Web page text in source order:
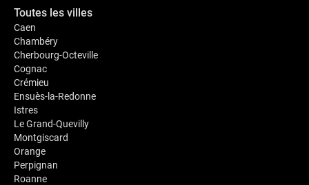
Toutes les villes
Caen
Chambéry
Cherbourg-Octeville
Cognac
Crémieu
Ensuès-la-Redonne
Istres
Le Grand-Quevilly
Montgiscard
Orange
Perpignan
Roanne